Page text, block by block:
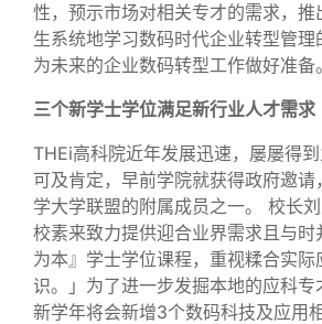
性，预示市场对相关专才的需求，推
生系统地学习数码时代企业转型管理
为未来的企业数码转型工作做好准备。
三个新学士学位满足新行业人才需求
THEi高科院近年发展迅速，屡屡得
可及肯定，早前学院就获得政府邀
学大学联盟的附属成员之一。 校长
校素来致力提供迎合业界需求且与时
为本』学士学位课程，重视糅合实际
识。」为了进一步发掘本地的应科专
新学年将会新增3个数码科技及应用